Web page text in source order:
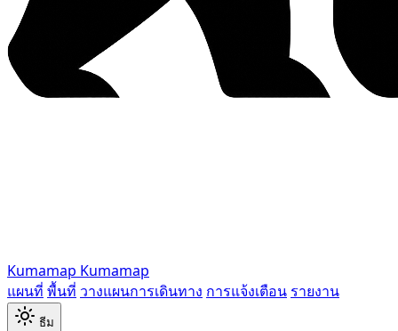
Kumamap Kumamap
แผนที่ พื้นที่ วางแผนการเดินทาง การแจ้งเตือน รายงาน
ธีม